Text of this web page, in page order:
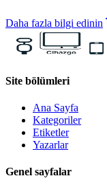
Daha fazla bilgi edinin
Site bölümleri
Ana Sayfa
Kategoriler
Etiketler
Yazarlar
Genel sayfalar